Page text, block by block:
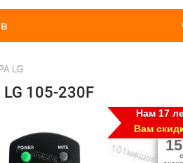
LG
LG 105-230F
Нам 17
Вам
15